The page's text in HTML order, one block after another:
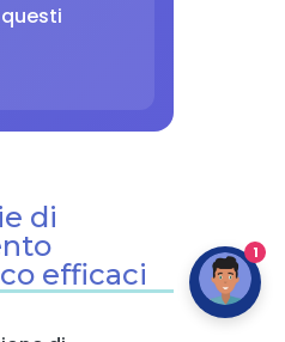
di
efficaci
1